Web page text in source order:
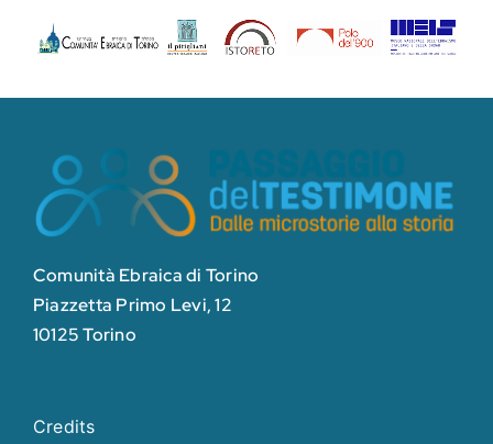
Comunità Ebraica di Torino
Piazzetta Primo Levi, 12
10125 Torino
Credits